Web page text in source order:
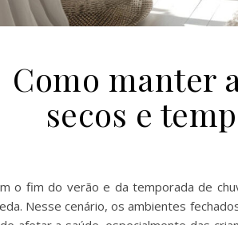
Como manter
secos e
o fim do verão e da temporada de
Nesse cenário, os ambientes